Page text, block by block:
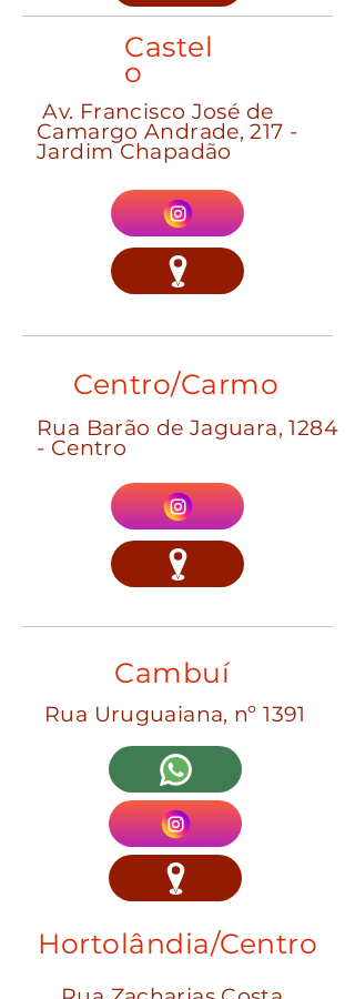
Castel
o
Av. Francisco José de
Camargo Andrade, 217 -
Jardim Chapadão
Centro/Carmo
Rua Barão de Jaguara, 1284
- Centro
Cambuí
Rua Uruguaiana, nº 1391
Hortolândia/Centro